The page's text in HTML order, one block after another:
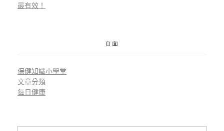
最有效！
頁面
保健知識小學堂
文章分類
每日健康